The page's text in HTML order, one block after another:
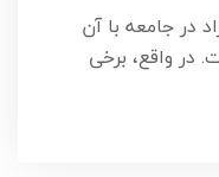
در جامعه با آن
واقع، برخی